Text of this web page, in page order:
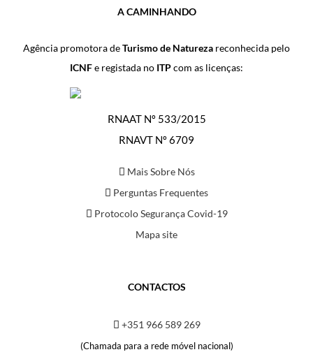
A CAMINHANDO
Agência promotora deTurismo de Natureza reconhecida pelo
ICNFe registada no ITPcom as licenças:
RNAAT Nº 533/2015
RNAVT Nº 6709
Mais Sobre Nós
Perguntas Frequentes
Protocolo Segurança Covid-19
Mapa site
CONTACTOS
+351 966 589 269
(Chamada para a rede móvel nacional)